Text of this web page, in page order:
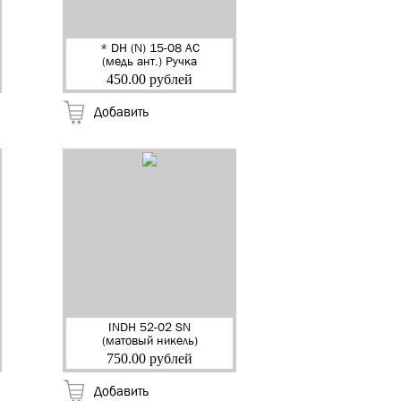
* DH (N) 15-08 AC
(медь ант.) Ручка
дверная "Амелия"
"RENZ" (20)
450.00 рублей
Добавить
INDH 52-02 SN
(матовый никель)
Ручка дверная на
квадр.накладке
750.00 рублей
Добавить